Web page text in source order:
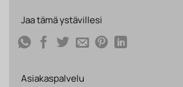
Jaa tämä ystävillesi
Asiakaspalvelu